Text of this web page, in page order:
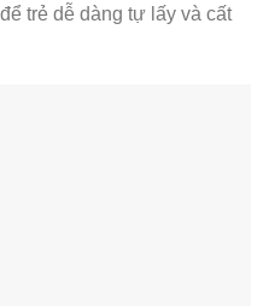
trẻ dễ dàng tự lấy và cất